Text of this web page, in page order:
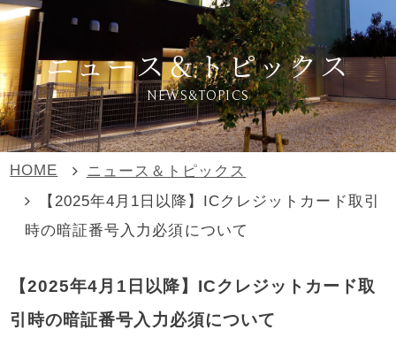
ニュース＆トピックス
NEWS&TOPICS
HOME
ニュース＆トピックス
【2025年4月1日以降】ICクレジットカード取引
時の暗証番号入力必須について
【2025年4月1日以降】ICクレジットカード取
引時の暗証番号入力必須について